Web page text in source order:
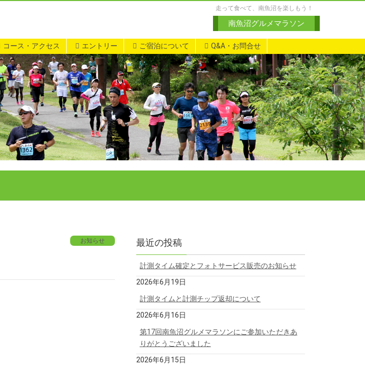
走って食べて、南魚沼を楽しもう！
南魚沼グルメマラソン
コース・アクセス エントリー ご宿泊について Q&A・お問合せ
お知らせ 最近の投稿
計測タイム確定とフォトサービス販売のお知らせ
2026年6月19日
計測タイムと計測チップ返却について
2026年6月16日
第17回南魚沼グルメマラソンにご参加いただきあ
りがとうございました
2026年6月15日